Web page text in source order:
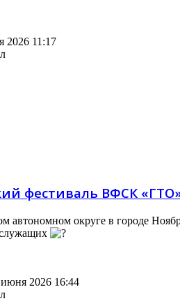
2026 11:17
фестиваль ВФСК
автономном округе в городе
2026 16:44